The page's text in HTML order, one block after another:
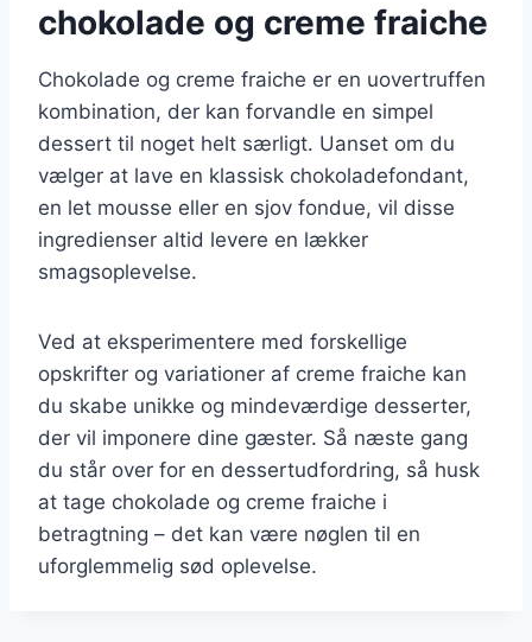
chokolade og creme fraiche
Chokolade og creme fraiche er en uovertruffen
kombination, der kan forvandle en simpel
dessert til noget helt særligt. Uanset om du
vælger at lave en klassisk chokoladefondant,
en let mousse eller en sjov fondue, vil disse
ingredienser altid levere en lækker
smagsoplevelse.
Ved at eksperimentere med forskellige
opskrifter og variationer af creme fraiche kan
du skabe unikke og mindeværdige desserter,
der vil imponere dine gæster. Så næste gang
du står over for en dessertudfordring, så husk
at tage chokolade og creme fraiche i
betragtning – det kan være nøglen til en
uforglemmelig sød oplevelse.